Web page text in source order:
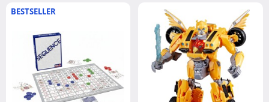
BESTSELLER